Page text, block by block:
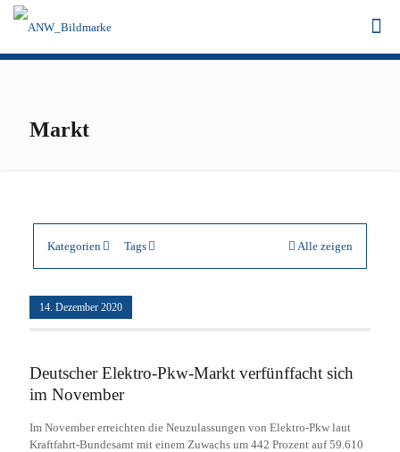
Markt
Kategorien Tags Alle zeigen
14. Dezember 2020
Deutscher Elektro-Pkw-Markt verfünffacht sich
im November
Im November erreichten die Neuzulassungen von Elektro-Pkw laut
Kraftfahrt-Bundesamt mit einem Zuwachs um 442 Prozent auf 59.610